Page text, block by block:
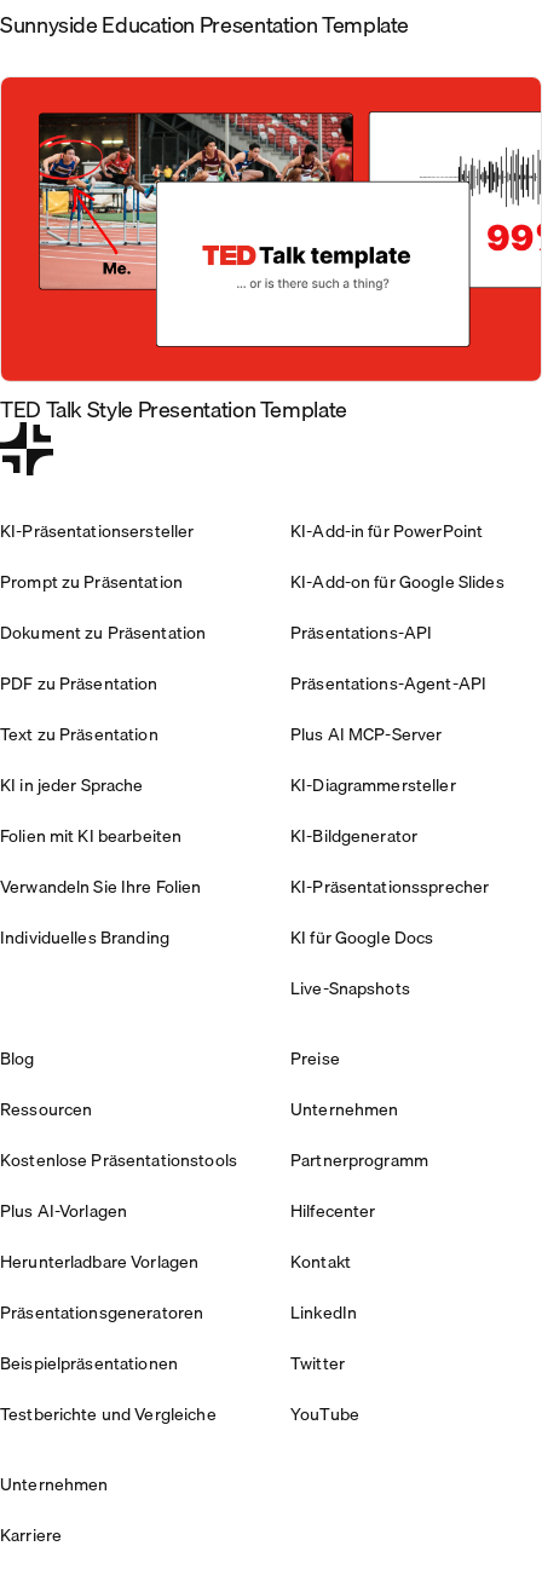
Sunnyside Education Presentation Template
TED Talk Style Presentation Template
KI-Präsentationsersteller
Prompt zu Präsentation
Dokument zu Präsentation
PDF zu Präsentation
Text zu Präsentation
KI in jeder Sprache
Folien mit KI bearbeiten
Verwandeln Sie Ihre Folien
Individuelles Branding
KI-Add-in für PowerPoint
KI-Add-on für Google Slides
Präsentations-API
Präsentations-Agent-API
Plus AI MCP-Server
KI-Diagrammersteller
KI-Bildgenerator
KI-Präsentationssprecher
KI für Google Docs
Live-Snapshots
Blog
Ressourcen
Kostenlose Präsentationstools
Plus AI-Vorlagen
Herunterladbare Vorlagen
Präsentationsgeneratoren
Beispielpräsentationen
Testberichte und Vergleiche
Preise
Unternehmen
Partnerprogramm
Hilfecenter
Kontakt
LinkedIn
Twitter
YouTube
Unternehmen
Karriere